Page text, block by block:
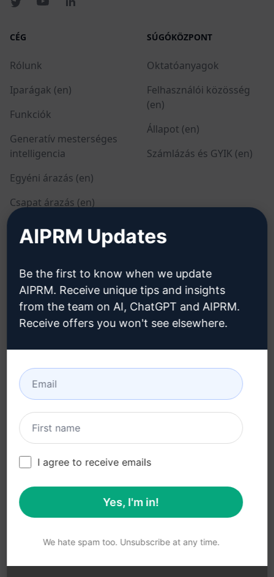
CÉG
Rólunk
Iparágak (en)
Funkciók
Generatív mesterséges
intelligencia
Egyéni árazás (en)
Csapat árazás (en)
Blog (en)
SÚGÓKÖZPONT
Oktatóanyagok
Felhasználói közösség
(en)
Állapot (en)
Számlázás és GYIK (en)
JOGI
Adatvédelmi irányelvek
(en)
feltételek (en)
Használati feltételek (en)
Böngésző bővítmény
feltételei (en)
Számlázási feltételek (en)
LETÖLTÉS
Hogyan telepítsük
Google Chrome
Microsoft Edge
© 2026
All logos, trademarks, and registered trademarks are the
AIPRM and other related brand names are registered
laws.
AIPRM Updates
Be the first to know when we update
AIPRM. Receive unique tips and insights
from the team on AI, ChatGPT and AIPRM.
Receive offers you won't see elsewhere.
I agree to receive emails
Yes, I'm in!
We hate spam too. Unsubscribe at any time.